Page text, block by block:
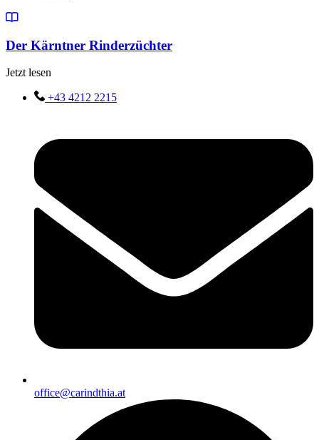
Der Kärntner Rinderzüchter
Jetzt lesen
+43 4212 2215
office@carindthia.at